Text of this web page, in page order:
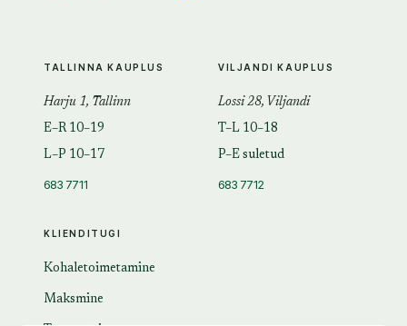
KLIENDITUGI
Kohaletoimetamine
Maksmine
TALLINNA KAUPLUS
Harju 1, Tallinn
E–R 10–19
L–P 10–17
683 7711
VILJANDI KAUPLUS
Lossi 28, Viljandi
T–L 10–18
P–E suletud
683 7712